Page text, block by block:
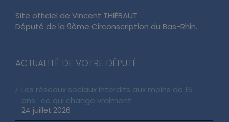
Site officiel de Vincent THIÉBAUT
Député de la 9ème Circonscription du Bas-Rhin.
ACTUALITÉ DE VOTRE DÉPUTÉ
Les réseaux sociaux interdits aux moins de 15
ans : ce qui change vraiment
24 juillet 2026